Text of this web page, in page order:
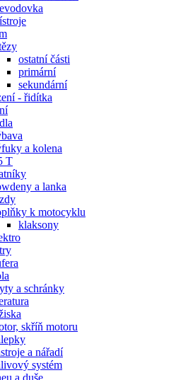
ostatní části
primární
sekundární
- řidítka
a kolena
T
a lanka
k motocyklu
klaksony
a schránky
skříň motoru
a nářadí
systém
a duše